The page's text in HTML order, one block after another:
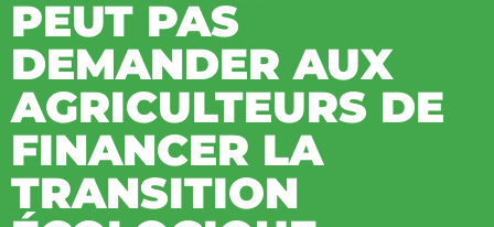
PEUT PAS
DEMANDER AUX
AGRICULTEURS DE
FINANCER LA
TRANSITION